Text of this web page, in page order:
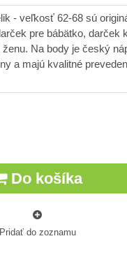
- veľkosť 62-68 sú
pre bábätko, darček
Na body je český
a majú kvalitné
Do košíka
Pridať do zoznamu